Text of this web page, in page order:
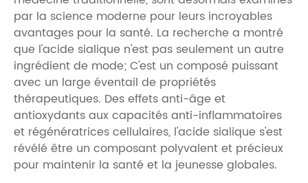
par la science moderne pour leurs incroyables
avantages pour la santé. La recherche a montré
que l'acide sialique n'est pas seulement un autre
ingrédient de mode; C'est un composé puissant
avec un large éventail de propriétés
thérapeutiques. Des effets anti-âge et
antioxydants aux capacités anti-inflammatoires
et régénératrices cellulaires, l'acide sialique s'est
révélé être un composant polyvalent et précieux
pour maintenir la santé et la jeunesse globales.